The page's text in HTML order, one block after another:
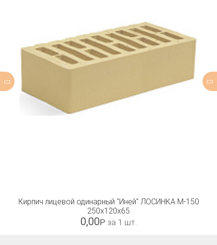
Кирпич лицевой одинарный "Иней" ЛОСИНКА М-150
250x120x65
0,00Р за 1 шт.